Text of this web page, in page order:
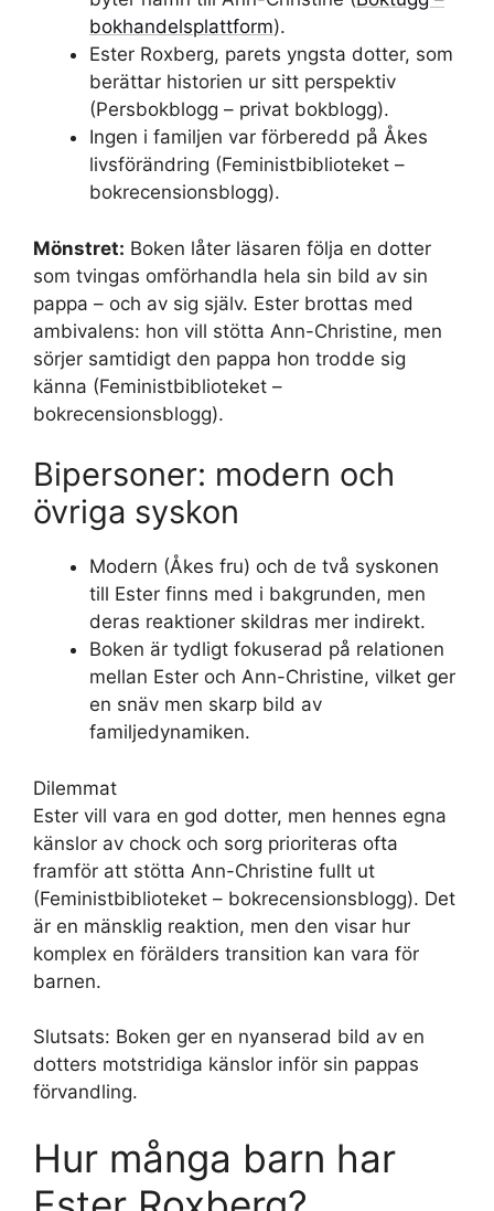
bokhandelsplattform).
Ester Roxberg, parets yngsta dotter, som
berättar historien ur sitt perspektiv
(Persbokblogg – privat bokblogg).
Ingen i familjen var förberedd på Åkes
livsförändring (Feministbiblioteket –
bokrecensionsblogg).
Mönstret: Boken låter läsaren följa en dotter
som tvingas omförhandla hela sin bild av sin
pappa – och av sig själv. Ester brottas med
ambivalens: hon vill stötta Ann-Christine, men
sörjer samtidigt den pappa hon trodde sig
känna (Feministbiblioteket –
bokrecensionsblogg).
Bipersoner: modern och
övriga syskon
Modern (Åkes fru) och de två syskonen
till Ester finns med i bakgrunden, men
deras reaktioner skildras mer indirekt.
Boken är tydligt fokuserad på relationen
mellan Ester och Ann-Christine, vilket ger
en snäv men skarp bild av
familjedynamiken.
Dilemmat
Ester vill vara en god dotter, men hennes egna
känslor av chock och sorg prioriteras ofta
framför att stötta Ann-Christine fullt ut
(Feministbiblioteket – bokrecensionsblogg). Det
är en mänsklig reaktion, men den visar hur
komplex en förälders transition kan vara för
barnen.
Slutsats: Boken ger en nyanserad bild av en
dotters motstridiga känslor inför sin pappas
förvandling.
Hur många barn har